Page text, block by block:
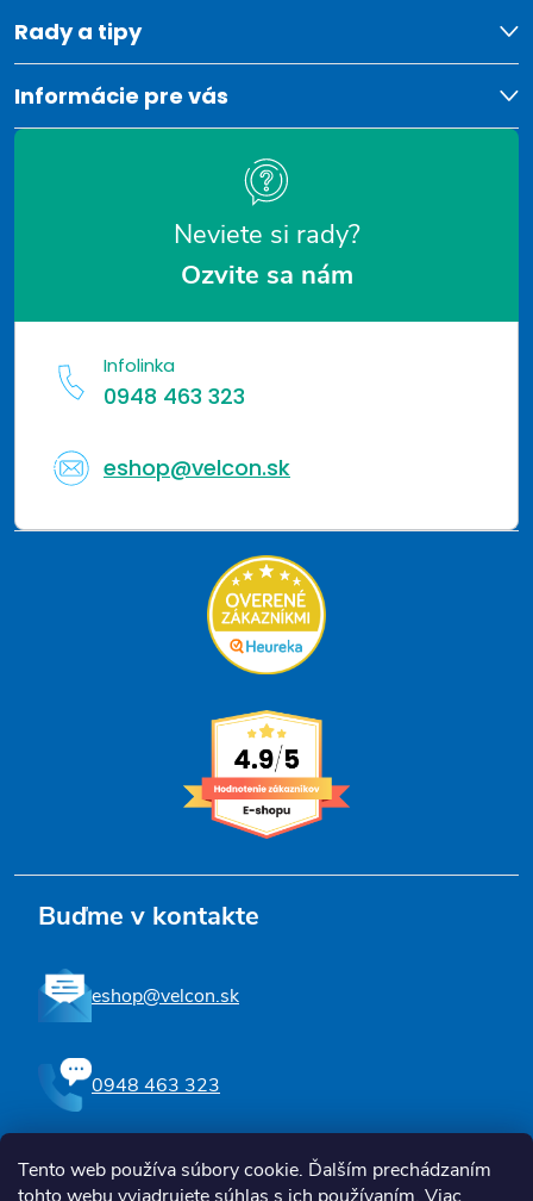
Tento web používa súbory cookie. Ďalším prechádzaním
t
e
Rady a tipy
Informácie pre vás
Neviete si rady?
Ozvite sa nám
Infolinka
0948 463 323
eshop@velcon.sk
Buďme v kontakte
eshop@velcon.sk
0948 463 323
Sledujte nás na Facebooku